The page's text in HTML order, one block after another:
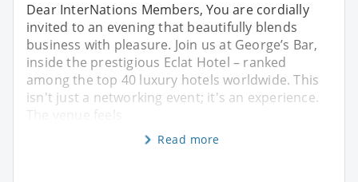
Dear InterNations Members, You are cordially
invited to an evening that beautifully blends
business with pleasure. Join us at George’s Bar,
inside the prestigious Eclat Hotel – ranked
among the top 40 luxury hotels worldwide. This
isn't just a networking event; it's an experience.
The venue feels
Read more